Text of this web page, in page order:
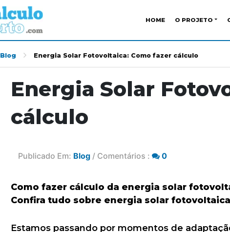
HOME O PROJETO
Blog Energia Solar Fotovoltaica: Como fazer cálculo
Energia Solar
cálculo
Publicado Em: Blog / Comentários : 0
Como fazer cálculo da energia solar
Confira tudo sobre energia solar
Estamos passando por momentos de